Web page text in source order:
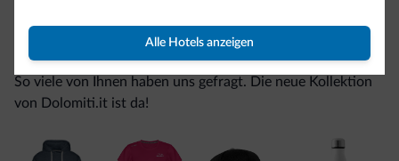
Alle Hotels anzeigen
Seien Sie originell, entdecken Sie die neue
Kollektion
So viele von Ihnen haben uns gefragt. Die neue Kollektion
von Dolomiti.it ist da!